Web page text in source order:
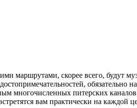
маршрутами, скорее всего, будут
обязательно
многочисленных питерских
вам практически на каждой